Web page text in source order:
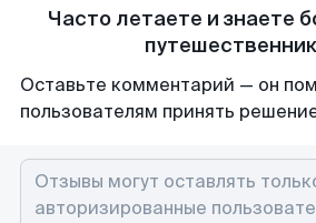
Часто летаете и знаете
Оставьте комментарий — он
пользователям принять